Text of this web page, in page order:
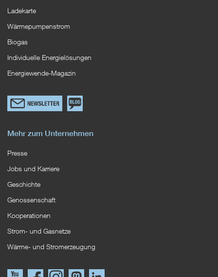
Ladekarte
Wärmepumpenstrom
Biogas
Individuelle Energielösungen
Energiewende-Magazin
Link
zum
Newsletterformular
Zum
Blog
Mehr zum Unternehmen
Presse
Jobs und Karriere
Geschichte
Genossenschaft
Kooperationen
Strom- und Gasnetze
Wärme- und Stromerzeugung
Link
Link
InstagramMastodonLinkedIn